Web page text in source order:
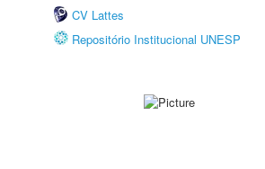
CV Lattes
Repositório Institucional UNESP